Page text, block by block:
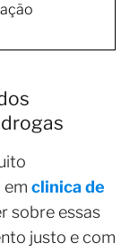
em clinica de
sobre essas
justo e com